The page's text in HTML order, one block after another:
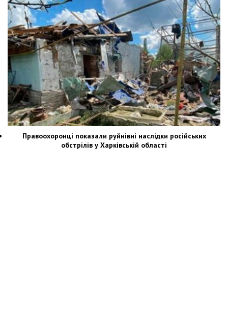
Правоохоронці показали руйнівні наслідки російських
обстрілів у Харківській області